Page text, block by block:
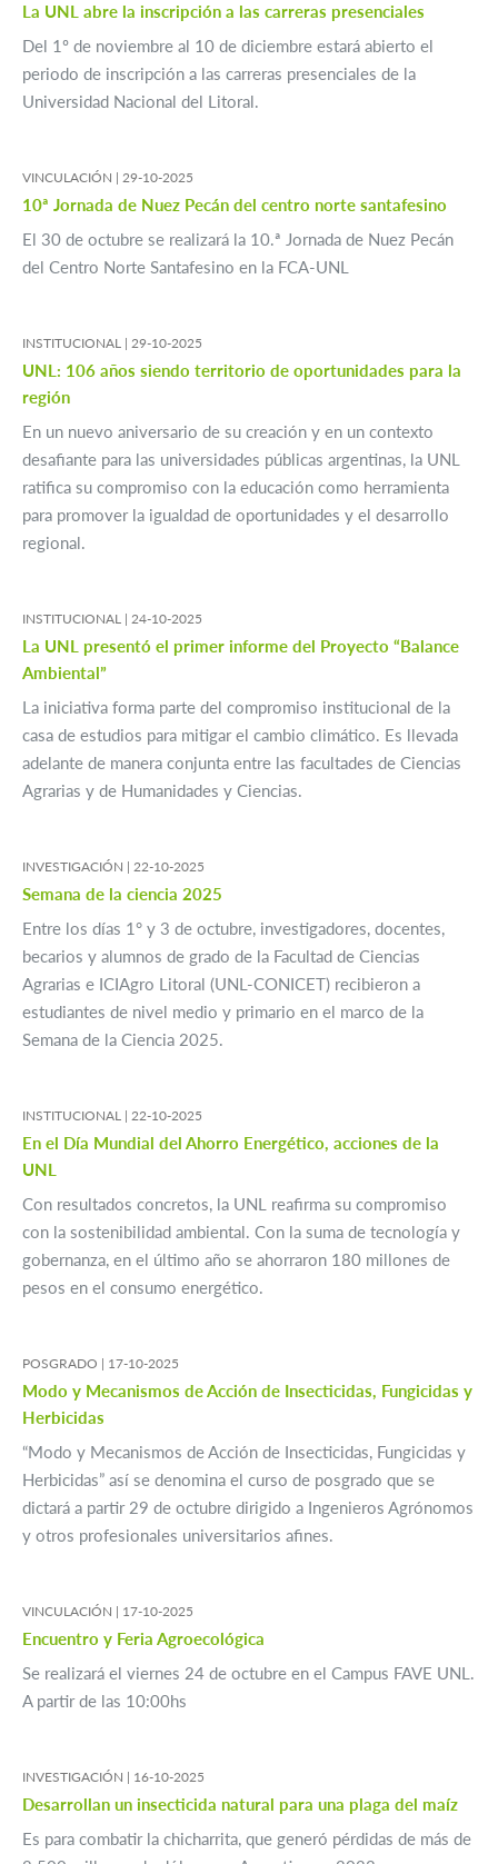
La UNL abre la inscripción a las carreras presenciales
Del 1º de noviembre al 10 de diciembre estará abierto el
periodo de inscripción a las carreras presenciales de la
Universidad Nacional del Litoral.
VINCULACIÓN | 29-10-2025
10ª Jornada de Nuez Pecán del centro norte santafesino
El 30 de octubre se realizará la 10.ª Jornada de Nuez Pecán
del Centro Norte Santafesino en la FCA-UNL
INSTITUCIONAL | 29-10-2025
UNL: 106 años siendo territorio de oportunidades para la
región
En un nuevo aniversario de su creación y en un contexto
desafiante para las universidades públicas argentinas, la UNL
ratifica su compromiso con la educación como herramienta
para promover la igualdad de oportunidades y el desarrollo
regional.
INSTITUCIONAL | 24-10-2025
La UNL presentó el primer informe del Proyecto “Balance
Ambiental”
La iniciativa forma parte del compromiso institucional de la
casa de estudios para mitigar el cambio climático. Es llevada
adelante de manera conjunta entre las facultades de Ciencias
Agrarias y de Humanidades y Ciencias.
INVESTIGACIÓN | 22-10-2025
Semana de la ciencia 2025
Entre los días 1° y 3 de octubre, investigadores, docentes,
becarios y alumnos de grado de la Facultad de Ciencias
Agrarias e ICIAgro Litoral (UNL-CONICET) recibieron a
estudiantes de nivel medio y primario en el marco de la
Semana de la Ciencia 2025.
INSTITUCIONAL | 22-10-2025
En el Día Mundial del Ahorro Energético, acciones de la
UNL
Con resultados concretos, la UNL reafirma su compromiso
con la sostenibilidad ambiental. Con la suma de tecnología y
gobernanza, en el último año se ahorraron 180 millones de
pesos en el consumo energético.
POSGRADO | 17-10-2025
Modo y Mecanismos de Acción de Insecticidas, Fungicidas y
Herbicidas
“Modo y Mecanismos de Acción de Insecticidas, Fungicidas y
Herbicidas” así se denomina el curso de posgrado que se
dictará a partir 29 de octubre dirigido a Ingenieros Agrónomos
y otros profesionales universitarios afines.
VINCULACIÓN | 17-10-2025
Encuentro y Feria Agroecológica
Se realizará el viernes 24 de octubre en el Campus FAVE UNL.
A partir de las 10:00hs
INVESTIGACIÓN | 16-10-2025
Desarrollan un insecticida natural para una plaga del maíz
Es para combatir la chicharrita, que generó pérdidas de más de